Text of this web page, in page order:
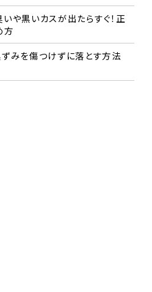
や黒いカスが出たらすぐ！正
方
みを傷つけずに落とす方法